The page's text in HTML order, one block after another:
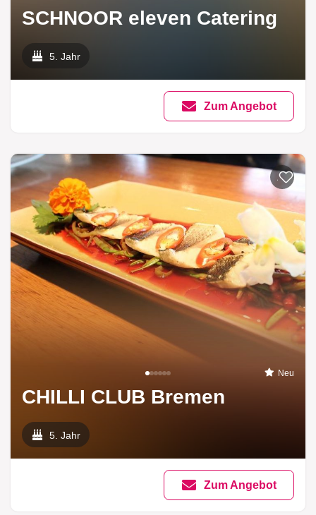
SCHNOOR eleven Catering
5. Jahr
Zum Angebot
Zur
Neu
CHILLI CLUB Bremen
5. Jahr
Zum Angebot